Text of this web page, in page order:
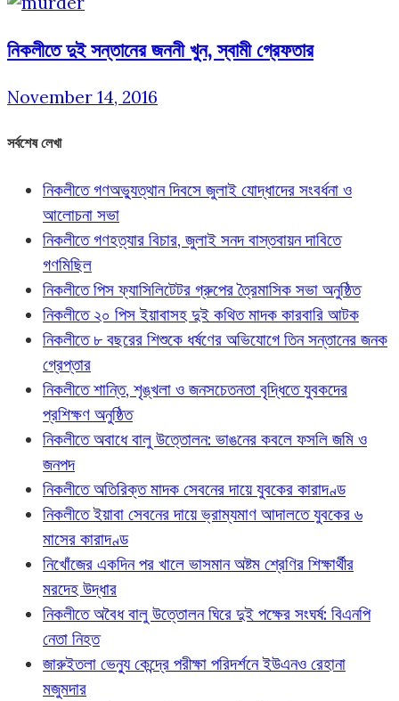
নিকলীতে দুই সন্তানের জননী খুন, স্বামী গ্রেফতার
November 14, 2016
সর্বশেষ লেখা
নিকলীতে গণঅভ্যুত্থান দিবসে জুলাই যোদ্ধাদের সংবর্ধনা ও
আলোচনা সভা
নিকলীতে গণহত্যার বিচার, জুলাই সনদ বাস্তবায়ন দাবিতে
গণমিছিল
নিকলীতে পিস ফ্যাসিলিটেটর গ্রুপের ত্রৈমাসিক সভা অনুষ্ঠিত
নিকলীতে ২০ পিস ইয়াবাসহ দুই কথিত মাদক কারবারি আটক
নিকলীতে ৮ বছরের শিশুকে ধর্ষণের অভিযোগে তিন সন্তানের জনক
গ্রেপ্তার
নিকলীতে শান্তি, শৃঙ্খলা ও জনসচেতনতা বৃদ্ধিতে যুবকদের
প্রশিক্ষণ অনুষ্ঠিত
নিকলীতে অবাধে বালু উত্তোলন: ভাঙনের কবলে ফসলি জমি ও
জনপদ
নিকলীতে অতিরিক্ত মাদক সেবনের দায়ে যুবকের কারাদণ্ড
নিকলীতে ইয়াবা সেবনের দায়ে ভ্রাম্যমাণ আদালতে যুবকের ৬
মাসের কারাদণ্ড
নিখোঁজের একদিন পর খালে ভাসমান অষ্টম শ্রেণির শিক্ষার্থীর
মরদেহ উদ্ধার
নিকলীতে অবৈধ বালু উত্তোলন ঘিরে দুই পক্ষের সংঘর্ষ: বিএনপি
নেতা নিহত
জারুইতলা ভেন্যু কেন্দ্রে পরীক্ষা পরিদর্শনে ইউএনও রেহানা
মজুমদার